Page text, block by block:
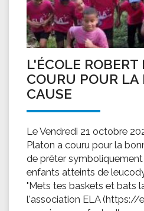
L'ÉCOLE
COURU POUR LA
CAUSE
Le Vendredi 21 octobre
Platon a couru pour la
de prêter
enfants atteints de
"Mets tes baskets et bats
l'association ELA (https://